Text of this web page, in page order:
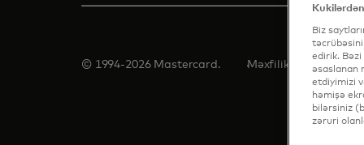
© 1994-2026 Mastercard. Məxfilik Şərtlər
Biz
təcrübəsini
edirik. Bəzi
əsaslanan
etdiyimizi
həmişə
bilərsiniz
zəruri